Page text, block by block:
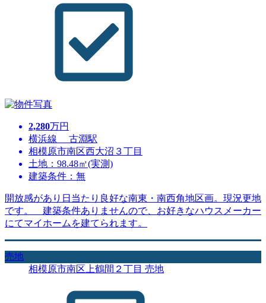
2,280万円
横浜線 古淵駅
相模原市南区西大沼３丁目
土地：98.48㎡(実測)
建築条件：無
開放感があり日当たり良好な南東・南西角地区画。現況更地
です。 建築条件ありませんので、お好きなハウスメーカー
にてマイホームを建てられます。
売地
相模原市南区上鶴間２丁目 売地